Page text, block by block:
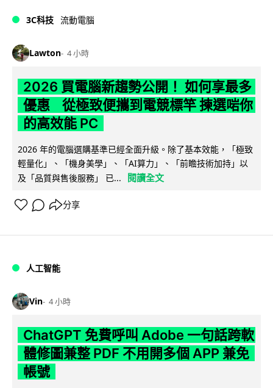
3C科技 流動電腦
Lawton 4 小時
2026 買電腦新趨勢公開！ 如何享最多
優惠 從極致便攜到電競標竿 揀選啱你
的高效能 PC
2026 年的電腦選購基準已經全面升級。除了基本效能，「極致
輕量化」、「機身美學」、「AI算力」、「前瞻技術加持」以
及「品質與售後服務」 已...
閱讀全文
分享
人工智能
Vin 4 小時
ChatGPT 免費呼叫 Adobe 一句話跨軟
體修圖兼整 PDF 不用開多個 APP 兼免
帳號